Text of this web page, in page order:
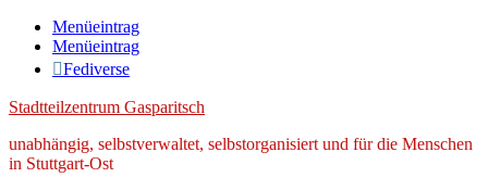
Menüeintrag
Menüeintrag
Fediverse
Stadtteilzentrum Gasparitsch
unabhängig, selbstverwaltet, selbstorganisiert und für die Menschen
in Stuttgart-Ost